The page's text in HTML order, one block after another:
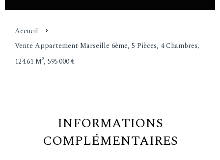
Accueil
Vente Appartement Marseille 6ème, 5 Pièces, 4 Chambres,
124.61 M², 595 000 €
INFORMATIONS
COMPLÉMENTAIRES